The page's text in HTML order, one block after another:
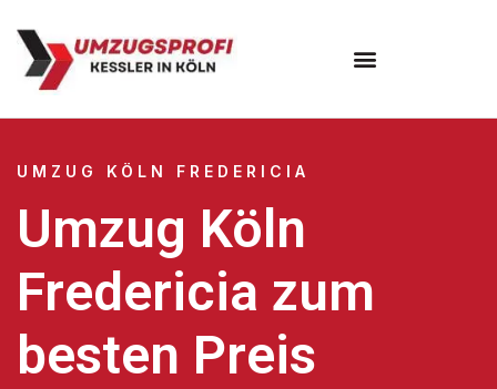
UMZUG KÖLN FREDERICIA
Umzug Köln
Fredericia zum
besten Preis